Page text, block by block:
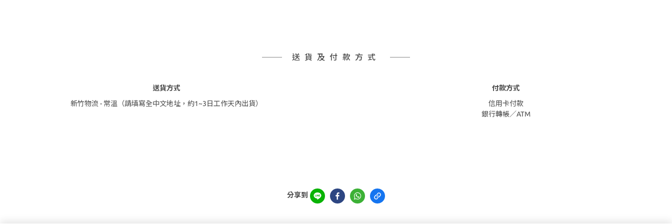
送貨及付款方式
送貨方式
新竹物流 - 常溫（請填寫全中文地址，約1~3日工作天內出貨）
付款方式
信用卡付款
銀行轉帳／ATM
分享到